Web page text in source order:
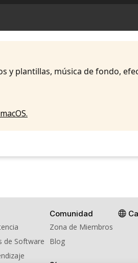
y plantillas, música de fondo,
de Software
Comunidad
Zona de Miembros
Blog